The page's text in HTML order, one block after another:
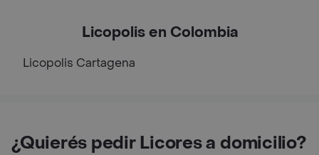
Licopolis en Colombia
Licopolis Cartagena
¿Quierés pedir Licores a domicilio?